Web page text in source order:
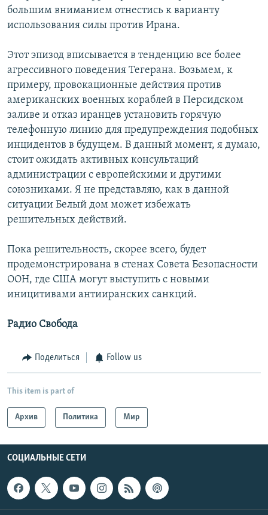
большим вниманием отнестись к варианту
использования силы против Ирана.
Этот эпизод вписывается в тенденцию все более
агрессивного поведения Тегерана. Возьмем, к
примеру, провокационные действия против
американских военных кораблей в Персидском
заливе и отказ иранцев установить горячую
телефонную линию для предупреждения подобных
инцидентов в будущем. В данный момент, я думаю,
стоит ожидать активных консультаций
администрации с европейскими и другими
союзниками. Я не представляю, как в данной
ситуации Белый дом может избежать
решительных действий.
Пока решительность, скорее всего, будет
продемонстрирована в стенах Совета Безопасности
ООН, где США могут выступить с новыми
иницитивами антииранских санкций.
Радио Свобода
Поделиться Follow us
This item is part of
Архив Политика Мир
СОЦИАЛЬНЫЕ СЕТИ